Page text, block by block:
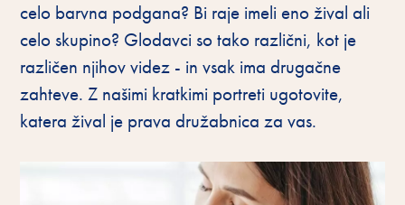
celo barvna podgana? Bi raje imeli eno žival ali
celo skupino? Glodavci so tako različni, kot je
različen njihov videz - in vsak ima drugačne
zahteve. Z našimi kratkimi portreti ugotovite,
katera žival je prava družabnica za vas.